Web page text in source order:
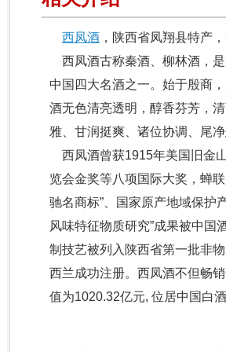
西凤酒 ，陕西省凤翔县特产
西凤酒古称秦酒、柳林酒，
中国四大名酒之一。始于殷商
酒无色清亮透明，醇香芬芳，
雅、甘润挺爽、诸位协调、尾
西凤酒曾获1915年美国旧金
览会金奖等八项国际大奖，蝉
驰名商标”、国家原产地域保护
风味特征物质研究”成果被中国
制技艺被列入陕西省第一批非
西兰成功注册。西凤酒不但畅
值为1020.32亿元, 位居中国白